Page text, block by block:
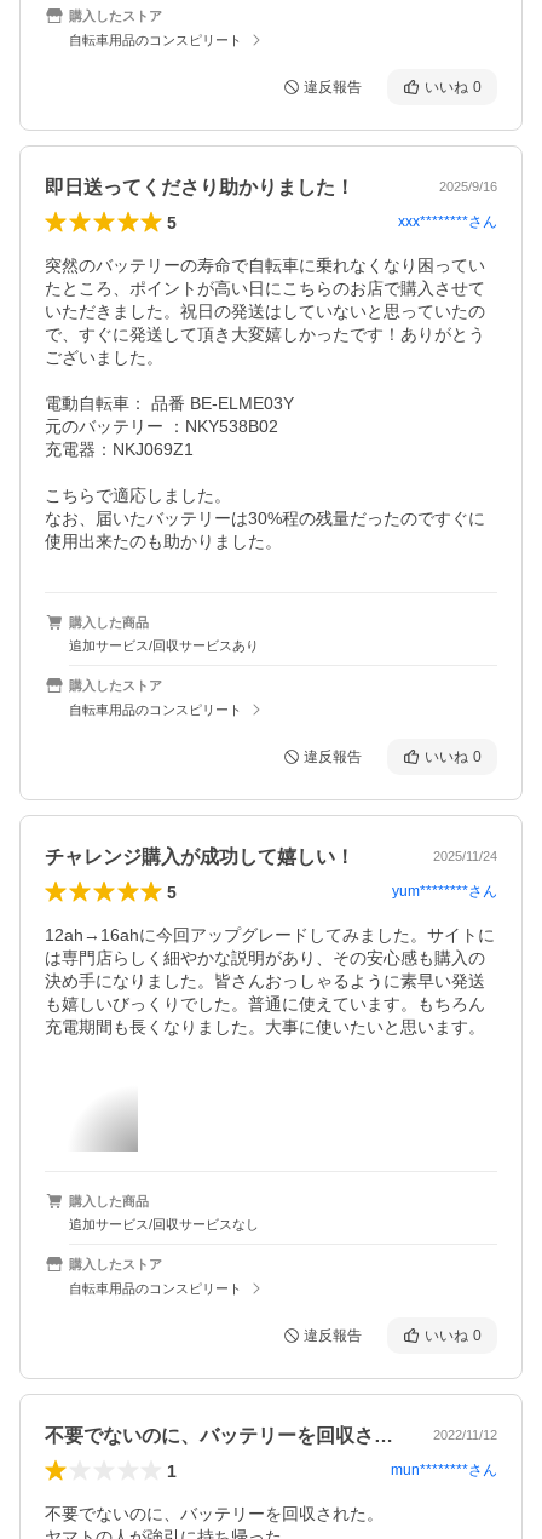
購入したストア
自転車用品のコンスピリート
違反報告 いいね 0
即日送ってくださり助かりました！ 2025/9/16
5 xxx********さん
突然のバッテリーの寿命で自転車に乗れなくなり困ってい
たところ、ポイントが高い日にこちらのお店で購入させて
いただきました。祝日の発送はしていないと思っていたの
で、すぐに発送して頂き大変嬉しかったです！ありがとう
ございました。
電動自転車： 品番 BE-ELME03Y
元のバッテリー ：NKY538B02
充電器：NKJ069Z1
こちらで適応しました。
なお、届いたバッテリーは30%程の残量だったのですぐに
使用出来たのも助かりました。
購入した商品
追加サービス/回収サービスあり
購入したストア
自転車用品のコンスピリート
違反報告 いいね 0
チャレンジ購入が成功して嬉しい！ 2025/11/24
5 yum********さん
12ah→16ahに今回アップグレードしてみました。サイトに
は専門店らしく細やかな説明があり、その安心感も購入の
決め手になりました。皆さんおっしゃるように素早い発送
も嬉しいびっくりでした。普通に使えています。もちろん
充電期間も長くなりました。大事に使いたいと思います。
購入した商品
追加サービス/回収サービスなし
購入したストア
自転車用品のコンスピリート
違反報告 いいね 0
不要でないのに、バッテリーを回収された… 2022/11/12
1 mun********さん
不要でないのに、バッテリーを回収された。